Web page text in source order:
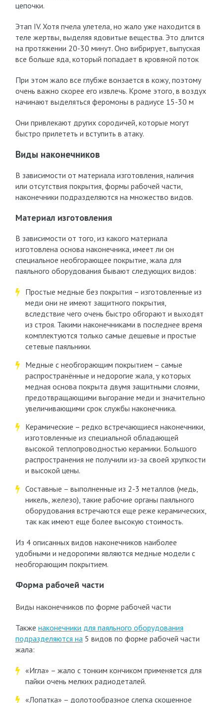
цепочки.
Этап IV. Хотя пчела улетела, но жало уже находится в
теле жертвы, выделяя ядовитые вещества. Это длится
на протяжении 20-30 минут. Оно вибрирует, выпуская
все больше яда, который попадает в кровяной поток
При этом жало все глубже вонзается в кожу, поэтому
очень важно скорее его извлечь. Кроме этого, в воздух
начинают выделяться феромоны в радиусе 15-30 м
Они привлекают других сородичей, которые могут
быстро прилететь и вступить в атаку.
Виды наконечников
В зависимости от материала изготовления, наличия
или отсутствия покрытия, формы рабочей части,
наконечники подразделяются на множество видов.
Материал изготовления
В зависимости от того, из какого материала
изготовлена основа наконечника, имеет ли он
специальное необгорающее покрытие, жала для
паяльного оборудования бывают следующих видов:
Простые медные без покрытия – изготовленные из
меди они не имеют защитного покрытия,
вследствие чего очень быстро обгорают и выходят
из строя. Такими наконечниками в последнее время
комплектуются только самые дешевые и простые
сетевые паяльники.
Медные с необгорающим покрытием – самые
распространённые и недорогие жала, у которых
медная основа покрыта двумя защитными слоями,
предотвращающими выгорание меди и значительно
увеличивающими срок службы наконечника.
Керамические – редко встречающиеся наконечники,
изготовленные из специальной обладающей
высокой теплопроводностью керамики. Большого
распространения не получили из-за своей хрупкости
и высокой цены.
Составные – выполненные из 2-3 металлов (медь,
никель, железо), такие рабочие органы паяльного
оборудования встречаются еще реже керамических,
так как имеют еще более высокую стоимость.
Из 4 описанных видов наконечников наиболее
удобными и недорогими являются медные модели с
необгорающим покрытием.
Форма рабочей части
Виды наконечников по форме рабочей части
Также наконечники для паяльного оборудования
подразделяются на5 видов по форме рабочей части
жала:
«Игла» – жало с тонким кончиком применяется для
пайки очень мелких радиодеталей.
«Лопатка» – долотообразное слегка скошенное